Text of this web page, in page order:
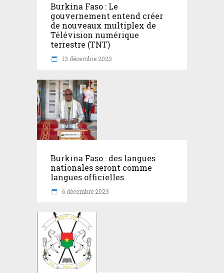
Burkina Faso : Le
gouvernement entend créer
de nouveaux multiplex de
Télévision numérique
terrestre (TNT)
13 décembre 2023
Burkina Faso : des langues
nationales seront comme
langues officielles
6 décembre 2023